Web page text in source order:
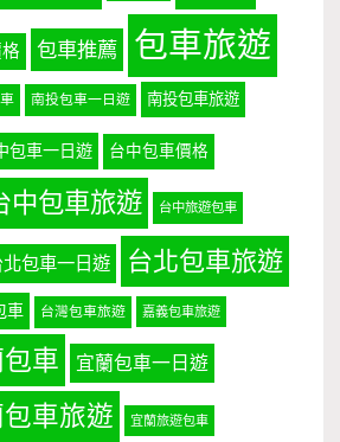
包車推薦 包車旅遊
南投包車一日遊 南投包車旅遊
包車一日遊 台中包車價格
中包車旅遊 台中旅遊包車
北包車一日遊 台北包車旅遊
車 台灣包車旅遊 嘉義包車旅遊
車 宜蘭包車一日遊
車旅遊 宜蘭旅遊包車